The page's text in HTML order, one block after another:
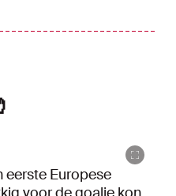
eerste Europese